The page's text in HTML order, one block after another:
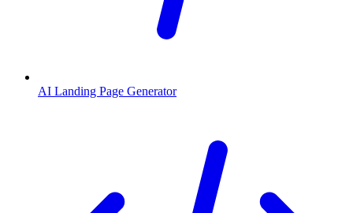
AI Landing Page Generator